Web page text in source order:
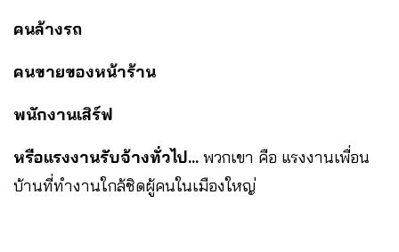
คนล้างรถ
คนขายของหน้าร้าน
พนักงานเสิร์ฟ
หรือแรงงานรับจ้างทั่วไป… พวกเขา คือ แรงงานเพื่อน
บ้านที่ทำงานใกล้ชิดผู้คนในเมืองใหญ่